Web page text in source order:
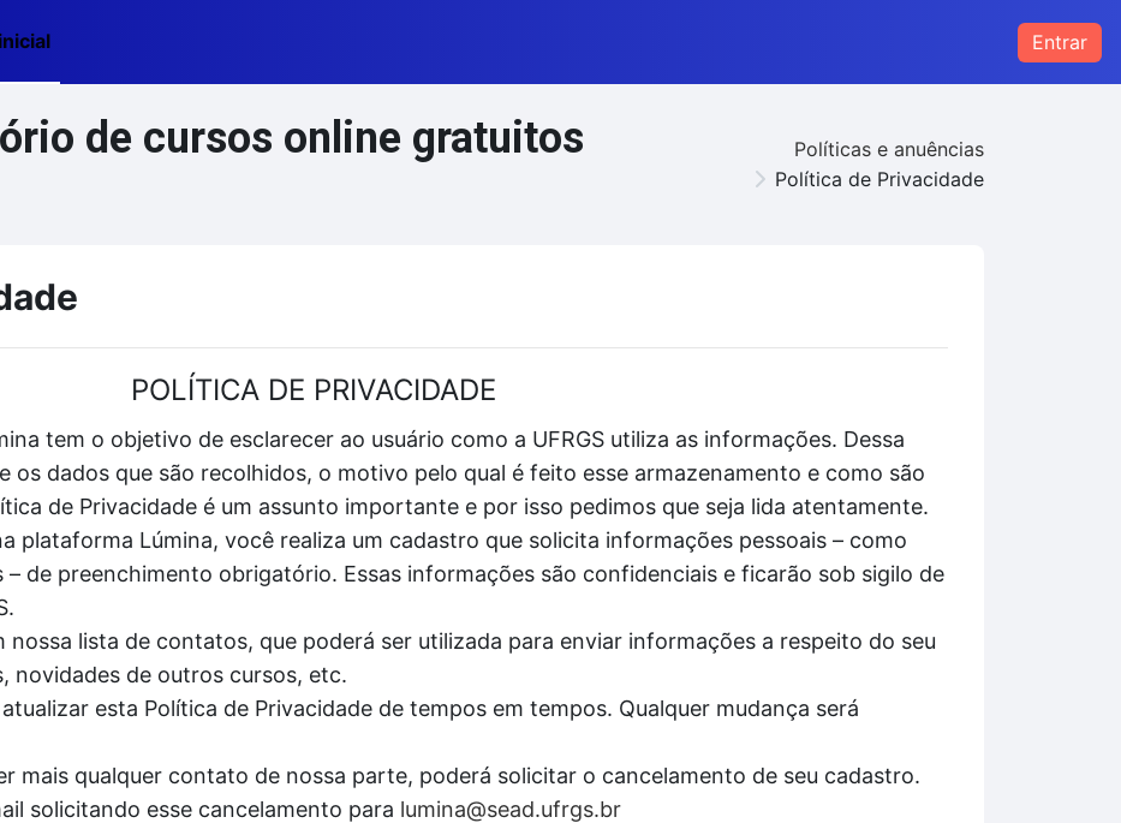
Entrar
de cursos online gratuitos
Políticas e anuências
Política de Privacidade
POLÍTICA DE PRIVACIDADE
tem o objetivo de esclarecer ao usuário como a UFRGS utiliza as informações. Dessa
os dados que são recolhidos, o motivo pelo qual é feito esse armazenamento e como são
de Privacidade é um assunto importante e por isso pedimos que seja lida atentamente.
plataforma Lúmina, você realiza um cadastro que solicita informações pessoais – como
– de preenchimento obrigatório. Essas informações são confidenciais e ficarão sob sigilo de
nossa lista de contatos, que poderá ser utilizada para enviar informações a respeito do seu
novidades de outros cursos, etc.
esta Política de Privacidade de tempos em tempos. Qualquer mudança será
mais qualquer contato de nossa parte, poderá solicitar o cancelamento de seu cadastro.
solicitando esse cancelamento para lumina@sead.ufrgs.br